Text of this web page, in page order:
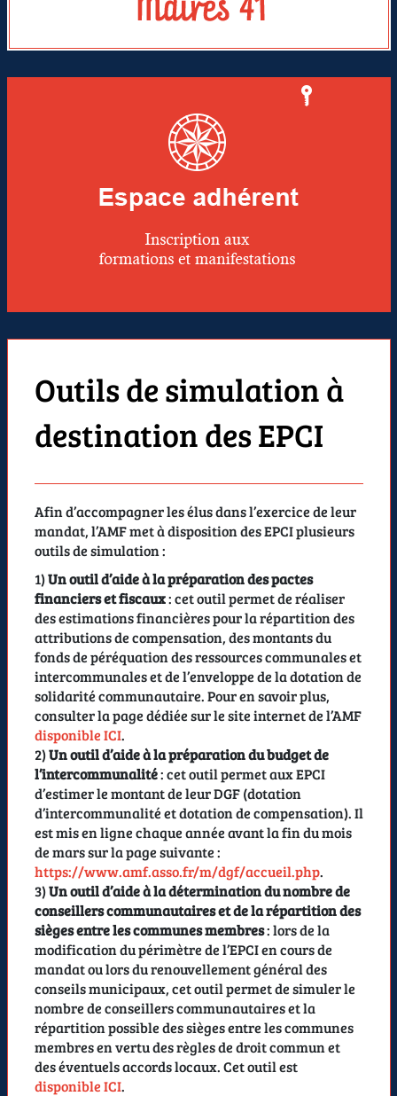
Outils de simulation à
destination des EPCI
Afin d’accompagner les élus dans l’exercice de leur
mandat, l’AMF met à disposition des EPCI plusieurs
outils de simulation :
1)Un outil d’aide à la préparation des pactes
financiers et fiscaux: cet outil permet de réaliser
des estimations financières pour la répartition des
attributions de compensation, des montants du
fonds de péréquation des ressources communales et
intercommunales et de l’enveloppe de la dotation de
solidarité communautaire. Pour en savoir plus,
consulter la page dédiée sur le site internet de l’AMF
disponible ICI.
2)Un outil d’aide à la préparation du budget de
l’intercommunalité: cet outil permet aux EPCI
d’estimer le montant de leur DGF (dotation
d’intercommunalité et dotation de compensation). Il
est mis en ligne chaque année avant la fin du mois
de mars sur la page suivante :
https://www.amf.asso.fr/m/dgf/accueil.php.
3)Un outil d’aide à la détermination du nombre de
conseillers communautaires et de la répartition des
sièges entre les communes membres: lors de la
modification du périmètre de l’EPCI en cours de
mandat ou lors du renouvellement général des
conseils municipaux, cet outil permet de simuler le
nombre de conseillers communautaires et la
répartition possible des sièges entre les communes
membres en vertu des règles de droit commun et
des éventuels accords locaux. Cet outil est
disponible ICI.